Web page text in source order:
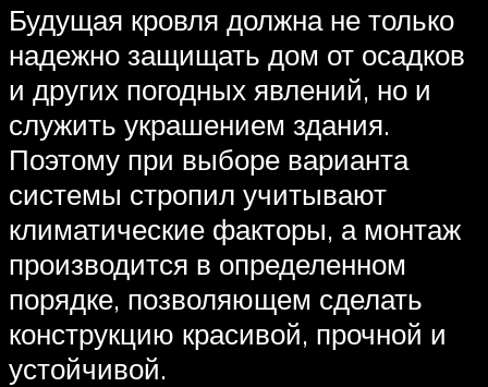
Будущая кровля должна не только
надежно защищать дом от осадков
и других погодных явлений, но и
служить украшением здания.
Поэтому при выборе варианта
системы стропил учитывают
климатические факторы, а монтаж
производится в определенном
порядке, позволяющем сделать
конструкцию красивой, прочной и
устойчивой.